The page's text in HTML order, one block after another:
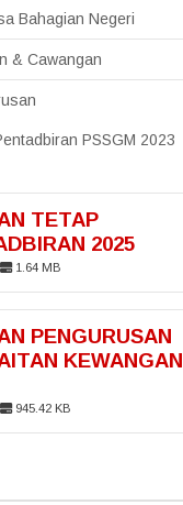
Bahagian Negeri
& Cawangan
PSSGM 2023
TETAP
2025
1.64 MB
PENGURUSAN
KEWANGAN
945.42 KB